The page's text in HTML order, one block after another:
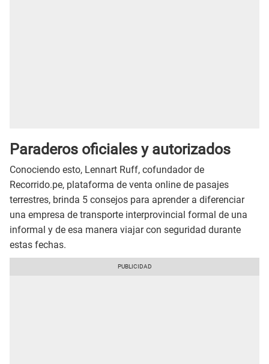
Paraderos oficiales y autorizados
Conociendo esto, Lennart Ruff, cofundador de
Recorrido.pe, plataforma de venta online de pasajes
terrestres, brinda 5 consejos para aprender a diferenciar
una empresa de transporte interprovincial formal de una
informal y de esa manera viajar con seguridad durante
estas fechas.